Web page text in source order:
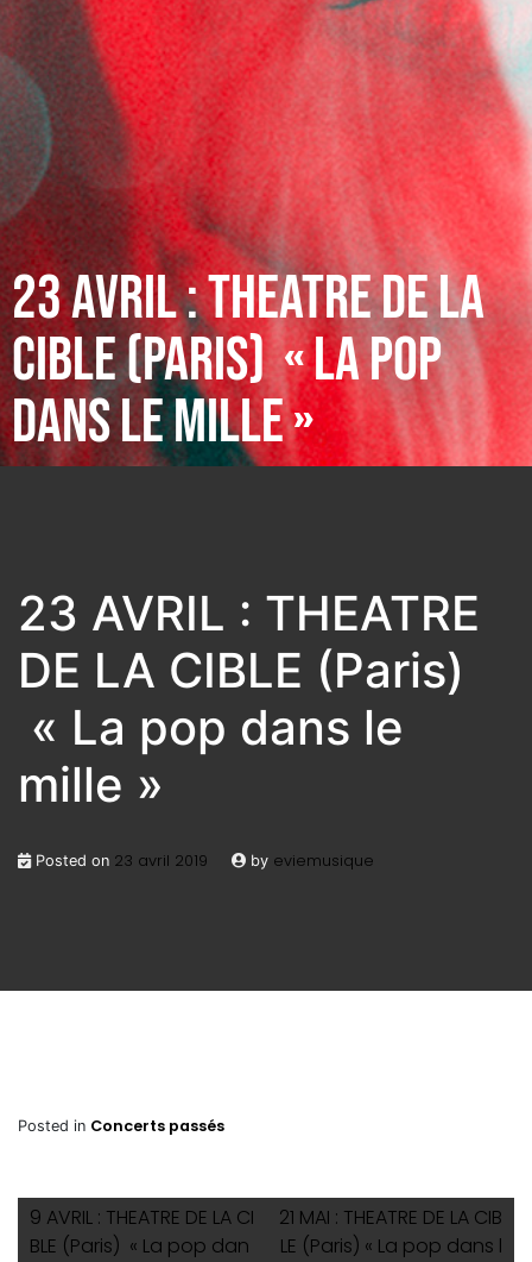
23 AVRIL : THEATRE DE LA
CIBLE (PARIS) « LA POP
DANS LE MILLE »
23 AVRIL : THEATRE
DE LA CIBLE (Paris)
« La pop dans le
mille »
Posted on 23 avril 2019 by eviemusique
Posted in Concerts passés
9 AVRIL : THEATRE DE LA CI
BLE (Paris) « La pop dan
21 MAI : THEATRE DE LA CIB
LE (Paris) « La pop dans l